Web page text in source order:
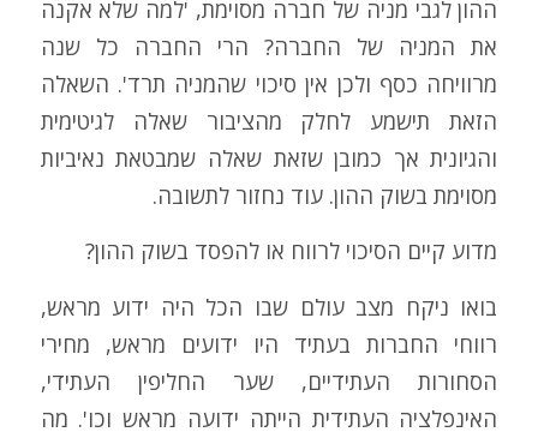
ההון לגבי מניה של חברה מסוימת, 'למה שלא אקנה
את המניה של החברה? הרי החברה כל שנה
מרוויחה כסף ולכן אין סיכוי שהמניה תרד'. השאלה
הזאת תישמע לחלק מהציבור שאלה לגיטימית
והגיונית אך כמובן שזאת שאלה שמבטאת נאיביות
מסוימת בשוק ההון. עוד נחזור לתשובה.
מדוע קיים הסיכוי לרווח או להפסד בשוק ההון?
בואו ניקח מצב עולם שבו הכל היה ידוע מראש,
רווחי החברות בעתיד היו ידועים מראש, מחירי
הסחורות העתידיים, שער החליפין העתידי,
האינפלציה העתידית הייתה ידועה מראש וכו'. מה